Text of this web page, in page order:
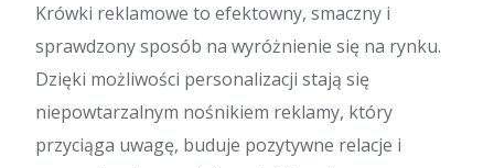
Krówki reklamowe to efektowny, smaczny i
sprawdzony sposób na wyróżnienie się na rynku.
Dzięki możliwości personalizacji stają się
niepowtarzalnym nośnikiem reklamy, który
przyciąga uwagę, buduje pozytywne relacje i